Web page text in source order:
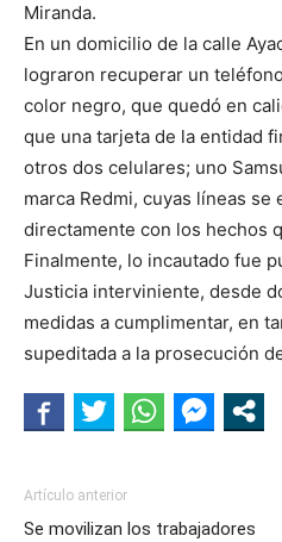
Miranda.
En un domicilio de la calle
lograron recuperar un
color negro, que quedó en
que una tarjeta de la entidad
otros dos celulares; uno
marca Redmi, cuyas líneas
directamente con los hechos
Finalmente, lo incautado fue
Justicia interviniente, desde
medidas a cumplimentar, en
supeditada a la prosecución
Artículo anterior
Se movilizan los trabajadores